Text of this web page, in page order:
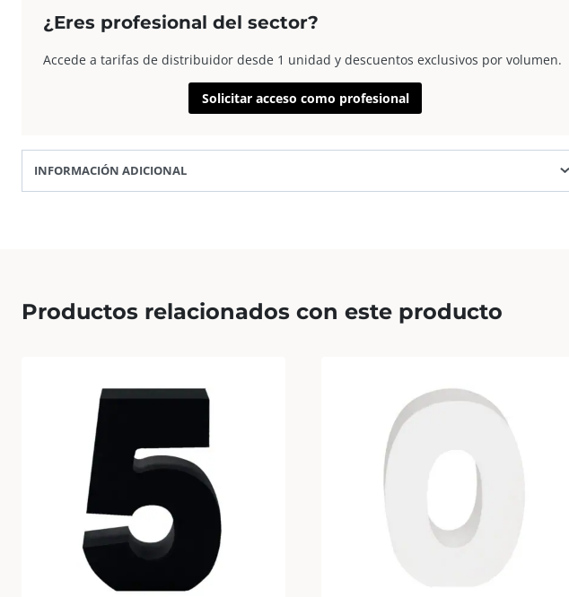
–
Letra
P
¿Eres profesional del sector?
Accede a tarifas de distribuidor desde 1 unidad y descuentos exclusivos por volumen.
Solicitar acceso como profesional
INFORMACIÓN ADICIONAL
Productos relacionados con este producto